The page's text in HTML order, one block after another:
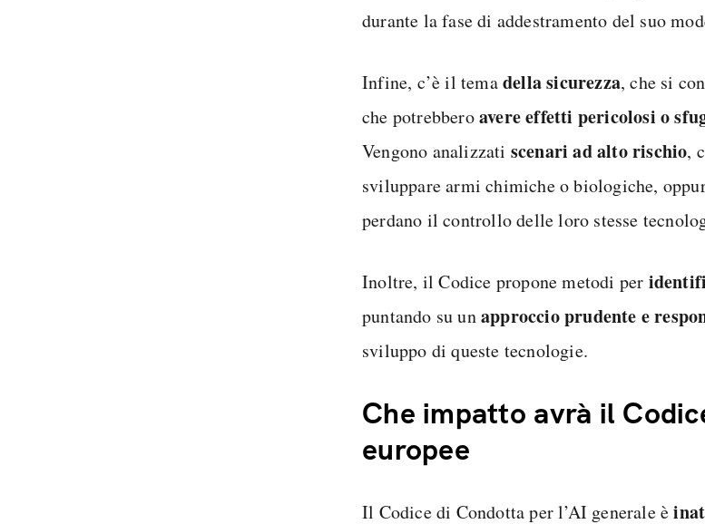
durante la fase di addestramento del suo
Infine, c’è il temadella sicurezza, che si
che potrebberoavere effetti pericolosi o
Vengono analizzati scenari ad alto rischio,
sviluppare armi chimiche o biologiche,
perdano il controllo delle loro stesse
Inoltre, il Codice propone metodi per
puntando su unapproccioprudente e
sviluppo di queste tecnologie.
Che impatto avrà il
europee
Il Codice di Condotta per l’AI generale èin